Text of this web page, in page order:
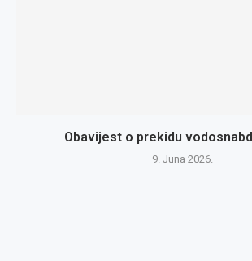
Obavijest o prekidu
9. Juna 2026.